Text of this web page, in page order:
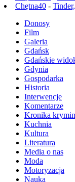
Chętna40 -
Donosy
Film
Galeria
Gdańsk
Gdańskie
Gdynia
Gospodarka
Historia
Interwencje
Komentarze
Kronika
Kuchnia
Kultura
Literatura
Media o nas
Moda
Motoryzacja
Nauka